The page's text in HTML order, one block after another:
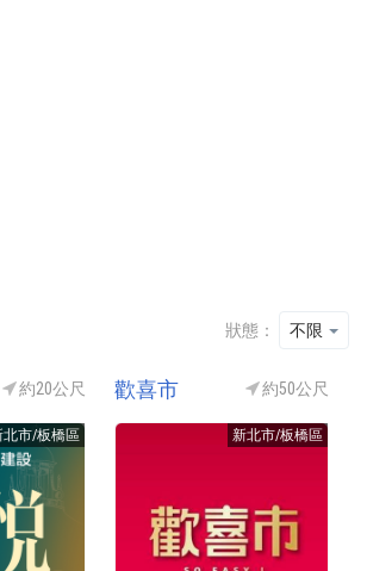
狀態： 不限
約20公尺
北市/板橋區
歡喜市 約50公尺
新北市/板橋區